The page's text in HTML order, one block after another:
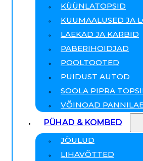
KÜÜNLATOPSID
KUUMAALUSED JA
LAEKAD JA KARBID
PABERIHOIDJAD
POOLTOOTED
PUIDUST AUTOD
SOOLA PIPRA
VÕINOAD
PÜHAD & KOMBED
JÕULUD
LIHAVÕTTED